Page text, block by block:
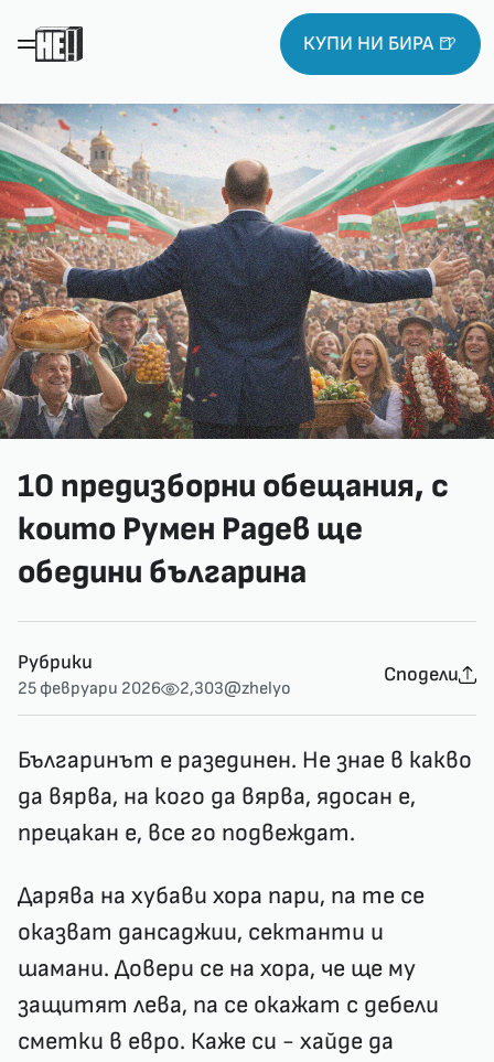
КУПИ НИ БИРА 🍺
10 предизборни обещания, с
които Румен Радев ще
обедини българина
Рубрики
25 февруари 2026 2,303@zhelyo
Сподели
Българинът е разединен. Не знае в какво
да вярва, на кого да вярва, ядосан е,
прецакан е, все го подвеждат.
Дарява на хубави хора пари, па те се
оказват дансаджии, сектанти и
шамани. Довери се на хора, че ще му
защитят лева, па се окажат с дебели
сметки в евро. Каже си - хайде да